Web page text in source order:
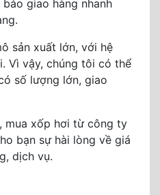
giao hàng nhanh
sản xuất lớn, với hệ
Vì vậy, chúng tôi có thể
số lượng lớn, giao
mua xốp hơi từ công ty
bạn sự hài lòng về giá
dịch vụ.